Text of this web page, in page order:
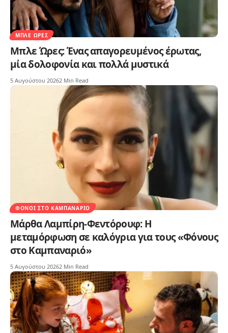
ΜΠΛΕ ΏΡΕΣ
Μπλε Ώρες: Ένας απαγορευμένος έρωτας,
μία δολοφονία και πολλά μυστικά
5 Αυγούστου 20262 Min Read
ΦΌΝΟΙ ΣΤΟ ΚΑΜΠΑΝΑΡΙΌ
Μάρθα Λαμπίρη-Φεντόρουφ: Η
μεταμόρφωση σε καλόγρια για τους «Φόνους
στο Καμπαναριό»
5 Αυγούστου 20262 Min Read